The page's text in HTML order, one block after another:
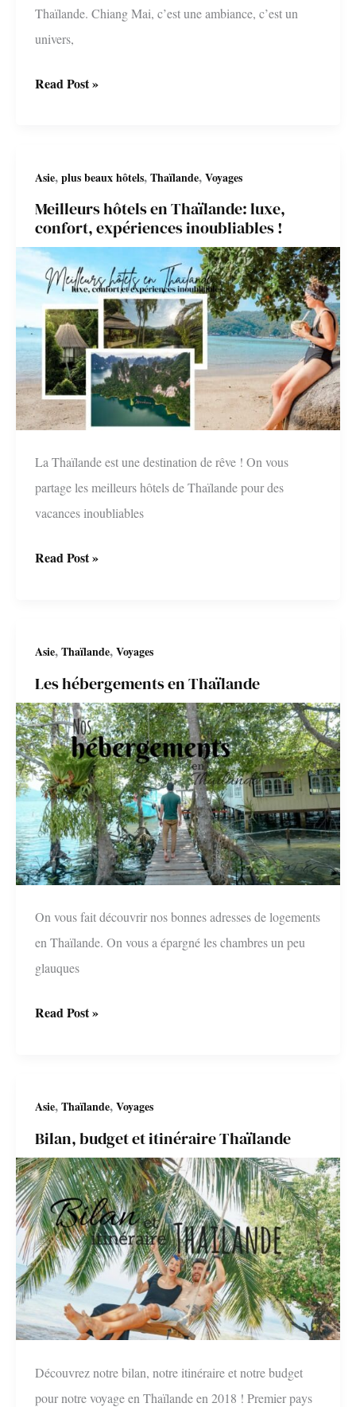
Thaïlande. Chiang Mai, c’est une ambiance, c’est un
univers,
Que
Mai
?
Les
incontournables
!
Read Post »
Asie,plus beaux hôtels,Thaïlande,Voyages
Meilleurs hôtels en Thaïlande: luxe,
confort, expériences inoubliables !
La Thaïlande est une destination de rêve ! On vous
partage les meilleurs hôtels de Thaïlande pour des
vacances inoubliables
Meilleurs
luxe,
confort,
expériences
inoubliables
!
Read Post »
Asie,Thaïlande,Voyages
Les hébergements en Thaïlande
On vous fait découvrir nos bonnes adresses de logements
en Thaïlande. On vous a épargné les chambres un peu
glauques
Les
Read Post »
Asie,Thaïlande,Voyages
Bilan, budget et itinéraire Thaïlande
Découvrez notre bilan, notre itinéraire et notre budget
pour notre voyage en Thaïlande en 2018 ! Premier pays